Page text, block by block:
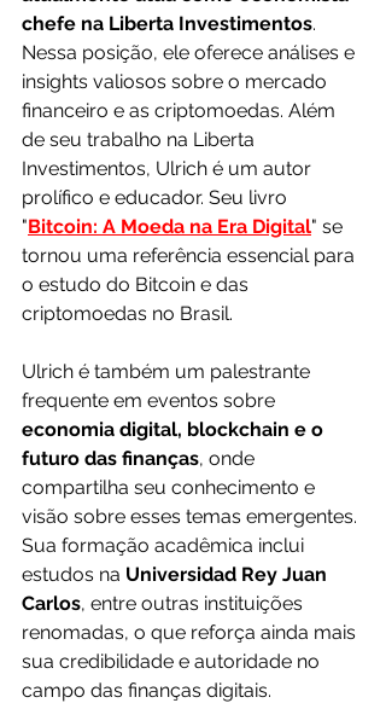
chefe na Liberta Investimentos.
Nessa posição, ele oferece análises e
insights valiosos sobre o mercado
financeiro e as criptomoedas. Além
de seu trabalho na Liberta
Investimentos, Ulrich é um autor
prolífico e educador. Seu livro
"Bitcoin: A Moeda na Era Digital" se
tornou uma referência essencial para
o estudo do Bitcoin e das
criptomoedas no Brasil.
Ulrich é também um palestrante
frequente em eventos sobre
economia digital, blockchain e o
futuro das finanças, onde
compartilha seu conhecimento e
visão sobre esses temas emergentes.
Sua formação acadêmica inclui
estudos na Universidad Rey Juan
Carlos, entre outras instituições
renomadas, o que reforça ainda mais
sua credibilidade e autoridade no
campo das finanças digitais.